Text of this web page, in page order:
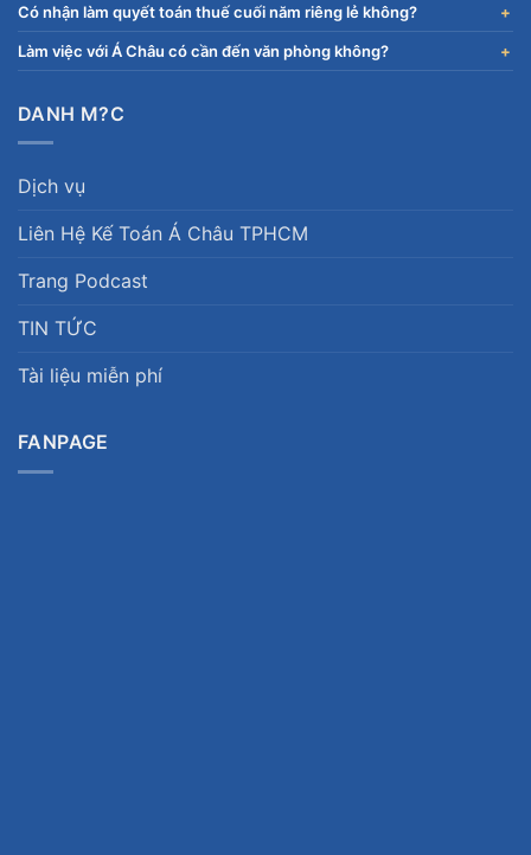
Có nhận làm quyết toán thuế cuối năm riêng lẻ không?
Làm việc với Á Châu có cần đến văn phòng không?
DANH M?C
Dịch vụ
Liên Hệ Kế Toán Á Châu TPHCM
Trang Podcast
TIN TỨC
Tài liệu miễn phí
FANPAGE